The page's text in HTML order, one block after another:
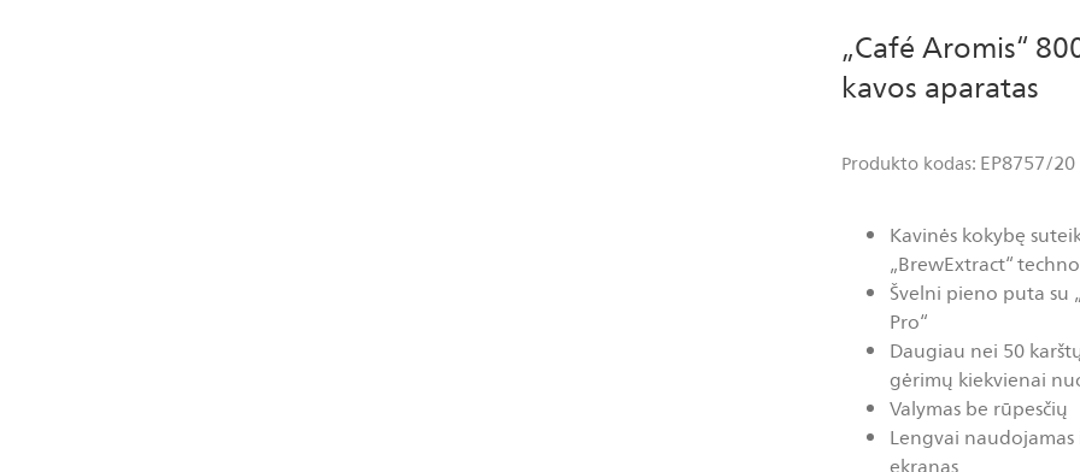
„Café Aromis“
kavos aparatas
Produkto kodas: EP8757/20
Kavinės kokybę
„BrewExtract“
Švelni pieno puta su
Pro“
Daugiau nei 50
gėrimų kiekvienai
Valymas be rūpesčių
Lengvai